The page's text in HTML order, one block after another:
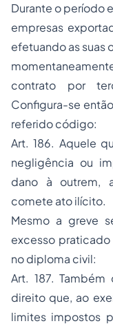
Durante o período
empresas
efetuando as suas
contrato por
Configura-se
referido código:
Art. 186. Aquele
negligência ou
dano à outrem,
comete ato ilícito.
Mesmo a greve
excesso
no diploma civil:
Art. 187.
direito que, ao
limites impostos